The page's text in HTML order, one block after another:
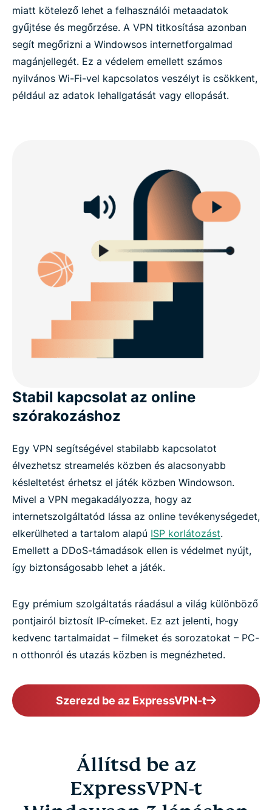
miatt kötelező lehet a felhasználói metaadatok
gyűjtése és megőrzése. A VPN titkosítása azonban
segít megőrizni a Windowsos internetforgalmad
magánjellegét. Ez a védelem emellett számos
nyilvános Wi-Fi-vel kapcsolatos veszélyt is csökkent,
például az adatok lehallgatását vagy ellopását.
Stabil kapcsolat az online
szórakozáshoz
Egy VPN segítségével stabilabb kapcsolatot
élvezhetsz streamelés közben és alacsonyabb
késleltetést érhetsz el játék közben Windowson.
Mivel a VPN megakadályozza, hogy az
internetszolgáltatód lássa az online tevékenységedet,
elkerülheted a tartalom alapú ISP korlátozást.
Emellett a DDoS-támadások ellen is védelmet nyújt,
így biztonságosabb lehet a játék.
Egy prémium szolgáltatás ráadásul a világ különböző
pontjairól biztosít IP-címeket. Ez azt jelenti, hogy
kedvenc tartalmaidat – filmeket és sorozatokat – PC-
n otthonról és utazás közben is megnézheted.
Szerezd be az ExpressVPN-t
Állítsd be az
ExpressVPN-t